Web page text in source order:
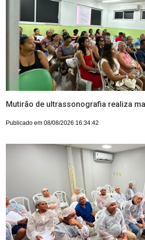
Mutirão de ultrassonografia realiza
Publicado em 08/08/2026 16:34:42